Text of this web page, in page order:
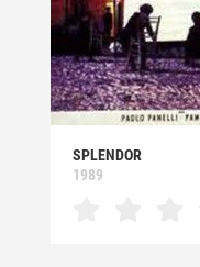
SPLENDOR
1989